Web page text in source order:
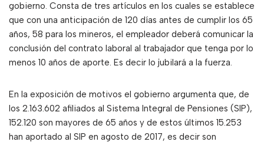
gobierno. Consta de tres artículos en los cuales se establece
que con una anticipación de 120 días antes de cumplir los 65
años, 58 para los mineros, el empleador deberá comunicar la
conclusión del contrato laboral al trabajador que tenga por lo
menos 10 años de aporte. Es decir lo jubilará a la fuerza.
En la exposición de motivos el gobierno argumenta que, de
los 2.163.602 afiliados al Sistema Integral de Pensiones (SIP),
152.120 son mayores de 65 años y de estos últimos 15.253
han aportado al SIP en agosto de 2017, es decir son